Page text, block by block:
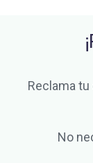
Reclama
No